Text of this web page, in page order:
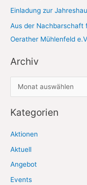
Einladung zur
Aus der Nachbarschaft
Oerather Mühlenfeld
Archiv
r
c
i
v
Kategorien
Aktionen
Aktuell
Angebot
Events